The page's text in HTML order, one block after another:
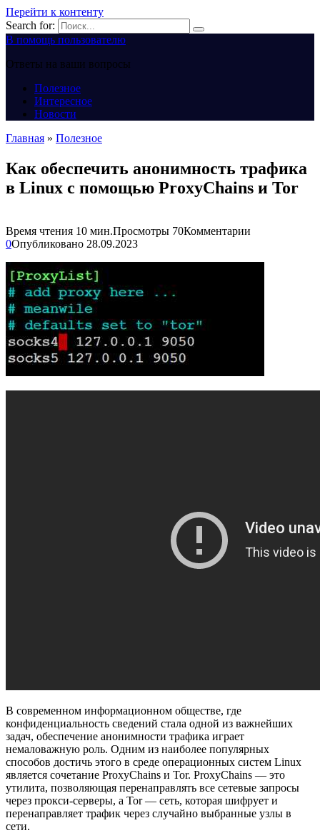
Перейти к контенту
Search for:
В помощь пользователю
Ответы на ваши вопросы
Полезное
Интересное
Новости
Главная » Полезное
Как обеспечить анонимность трафика
в Linux с помощью ProxyChains и Tor
Время чтения 10 мин.Просмотры 70Комментарии
0Опубликовано 28.09.2023
В современном информационном обществе, где
конфиденциальность сведений стала одной из важнейших
задач, обеспечение анонимности трафика играет
немаловажную роль. Одним из наиболее популярных
способов достичь этого в среде операционных систем Linux
является сочетание ProxyChains и Tor. ProxyChains — это
утилита, позволяющая перенаправлять все сетевые запросы
через прокси-серверы, а Tor — сеть, которая шифрует и
перенаправляет трафик через случайно выбранные узлы в
сети.